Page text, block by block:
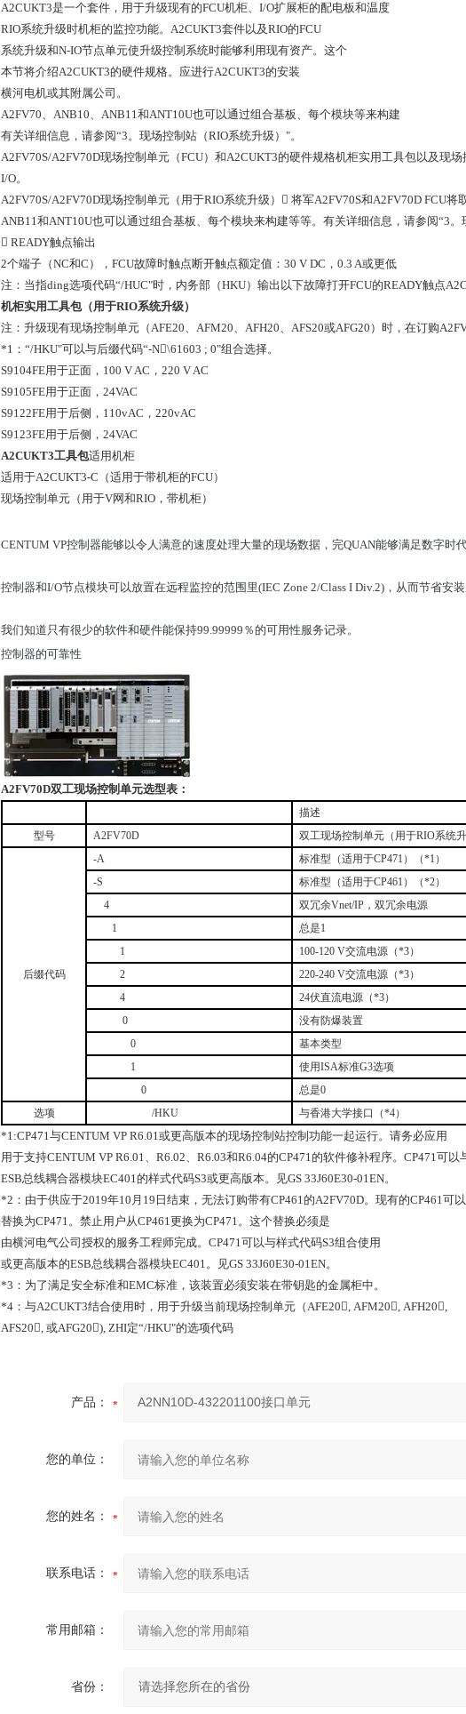
A2CUKT3是一个套件，用于升级现有的FCU机柜、I/O扩展柜的配电板和温度
RIO系统升级时机柜的监控功能。A2CUKT3套件以及RIO的FCU
系统升级和N-IO节点单元使升级控制系统时能够利用现有资产。这个
本节将介绍A2CUKT3的硬件规格。应进行A2CUKT3的安装
横河电机或其附属公司。
A2FV70、ANB10、ANB11和ANT10U也可以通过组合基板、每个模块等来构建
有关详细信息，请参阅“3。现场控制站（RIO系统升级）"。
A2FV70S/A2FV70D现场控制单元（FCU）和A2CUKT3的硬件规格机柜实用工具包以及现
I/O。
A2FV70S/A2FV70D现场控制单元（用于RIO系统升级） 将军A2FV70S和A2FV70D FCU
ANB11和ANT10U也可以通过组合基板、每个模块来构建等等。有关详细信息，请参阅“3
 READY触点输出
2个端子（NC和C），FCU故障时触点断开触点额定值：30 V DC，0.3 A或更低
注：当指ding选项代码“/HUC"时，内务部（HKU）输出以下故障打开FCU的READY触点
机柜实用工具包（用于RIO系统升级）
注：升级现有现场控制单元（AFE20、AFM20、AFH20、AFS20或AFG20）时，在订购
*1：“/HKU"可以与后缀代码“-N\61603 ; 0"组合选择。
S9104FE用于正面，100 V AC，220 V AC
S9105FE用于正面，24VAC
S9122FE用于后侧，110vAC，220vAC
S9123FE用于后侧，24VAC
A2CUKT3工具包适用机柜
适用于A2CUKT3-C（适用于带机柜的FCU）
现场控制单元（用于V网和RIO，带机柜）
CENTUM VP控制器能够以令人满意的速度处理大量的现场数据，完QUAN能够满足数字时
控制器和I/O节点模块可以放置在远程监控的范围里(IEC Zone 2/Class I Div.2)，从而节省安
我们知道只有很少的软件和硬件能保持99.99999％的可用性服务记录。
控制器的可靠性
A2FV70D双工现场控制单元选型表：
描述
型号
A2FV70D 双工现场控制单元（用于RIO系统
后缀代码
-A 标准型（适用于CP471 ）（*1 ）
-S
标准型（适用于CP461 ）（*2）
4
双冗余Vnet/IP ，双冗余电源
1
总是1
1
100-120 V交流电源（*3）
2
220-240 V交流电源（*3）
4
24伏直流电源（*3）
0
没有防爆装置
0
基本类型
1
使用ISA标准G3选项
0
总是0
选项
/HKU 与香港大学接口（*4）
*1:CP471与CENTUM VP R6.01或更高版本的现场控制站控制功能一起运行。请务必应用
用于支持CENTUM VP R6.01、 R6.02、 R6.03和R6.04的CP471的软件修补程序。 CP471可以
ESB总线耦合器模块EC401的样式代码S3或更高版本。见GS 33J60E30-01EN。
*2 ：由于供应于2019年10 月 19 日结束，无法订购带有CP461的A2FV70D。现有的CP461可
替换为CP471。禁止用户从CP461更换为CP471。这个替换必须是
由横河电气公司授权的服务工程师完成。 CP471可以与样式代码S3组合使用
或更高版本的ESB总线耦合器模块EC401。见GS 33J60E30-01EN。
*3 ：为了满足安全标准和EMC标准，该装置必须安装在带钥匙的金属柜中。
*4 ：与A2CUKT3结合使用时，用于升级当前现场控制单元（AFE20, AFM20, AFH20,
AFS20, 或AFG20), ZHI定“/HKU"的选项代码
产品：
您的单位：
您的姓名：
联系电话：
常用邮箱：
省份：